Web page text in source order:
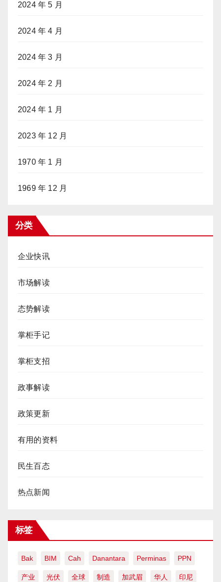
2024 年 5 月
2024 年 4 月
2024 年 3 月
2024 年 2 月
2024 年 1 月
2023 年 12 月
1970 年 1 月
1969 年 12 月
分类
企业快讯
市场解读
态势解读
掌柜手记
掌柜支招
政事解读
政策更新
有用的资料
民生百态
热点新闻
标签
Bak BIM Cah Danantara Perminas PPN
产业 光伏 全球 制造 加武眉 华人 印尼